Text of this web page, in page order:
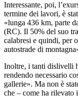
Interessante, poi,
termine dei lavori, è
«lunga 436 km, parte
(RC). Il 50% del suo
calabresi e quindi, per
autostrade di
Inoltre, i tanti dislivelli
rendendo necessario
gallerie». Ma non è
che – come ha rilevato